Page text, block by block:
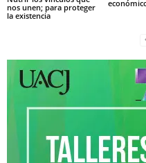
nos unen; para proteger
la existencia